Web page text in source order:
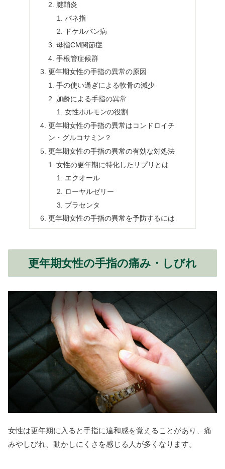
腱鞘炎
バネ指
ドケルバン病
母指CM関節症
手根管症候群
更年期女性の手指の異常の原因
手の使い過ぎによる軟骨の減少
加齢による手指の異常
女性ホルモンの役割
更年期女性の手指の異常はコンドロイチ
ン・グルコサミン？
更年期女性の手指の異常の有効な対処法
女性の更年期に特化したサプリとは
エクオール
ローヤルゼリー
プラセンタ
更年期女性の手指の異常を予防するには
更年期女性の手指の痛み・しびれ
女性は更年期に入ると手指に違和感を覚えることがあり、痛
みやしびれ、動かしにくさを感じる人が多くなります。